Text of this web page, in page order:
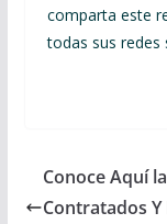
comparta este
todas sus redes
Conoce Aquí
Contratados